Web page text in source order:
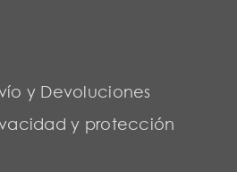
y Devoluciones
y protección